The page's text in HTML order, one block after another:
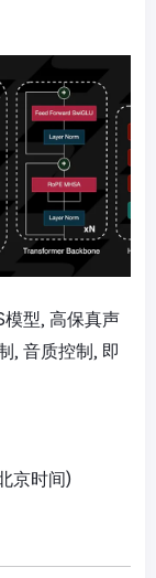
型, 高保真声
, 音质控制, 即
京时间)